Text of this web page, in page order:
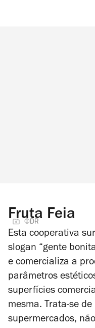
Fruta Feia
©DR
Esta cooperativa
slogan “gente
e comercializa a
parâmetros
superfícies
mesma. Trata-se
supermercados,